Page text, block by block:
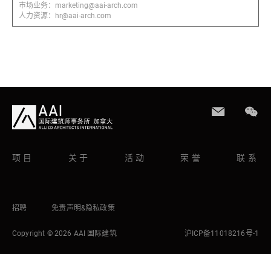
市场业务：marketing@aai-arch.com
人力资源：hr@aai-arch.com
项目 关于 活动 荣誉 联系
招聘 免责声明&隐私政策
Copyright © 2026 AAI 国际建筑 沪ICP备11018216号-1